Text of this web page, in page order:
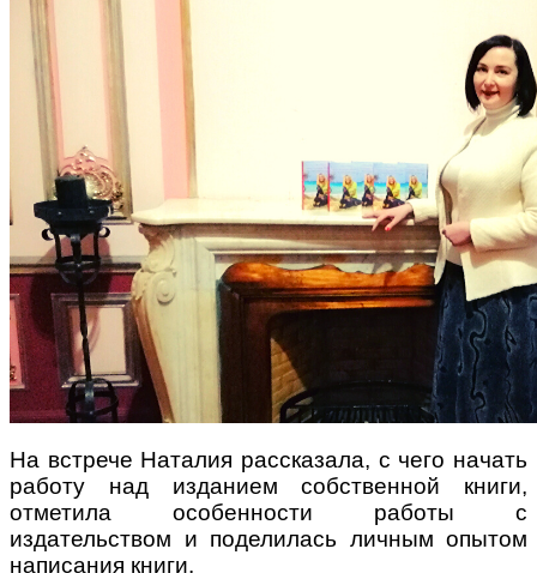
мам, яка вона - мамаWOW
На встрече Наталия рассказала, с чего начать
работу над изданием собственной книги,
отметила особенности работы с
издательством и поделилась личным опытом
написания книги.